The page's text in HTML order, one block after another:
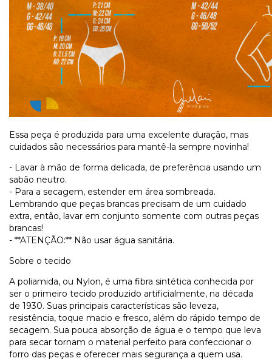
Essa peça é produzida para uma excelente duração, mas
cuidados são necessários para mantê-la sempre novinha!
- Lavar à mão de forma delicada, de preferência usando um
sabão neutro.
- Para a secagem, estender em área sombreada.
Lembrando que peças brancas precisam de um cuidado
extra, então, lavar em conjunto somente com outras peças
brancas!
- **ATENÇÃO:** Não usar água sanitária.
Sobre o tecido
A poliamida, ou Nylon, é uma fibra sintética conhecida por
ser o primeiro tecido produzido artificialmente, na década
de 1930. Suas principais características são leveza,
resistência, toque macio e fresco, além do rápido tempo de
secagem. Sua pouca absorção de água e o tempo que leva
para secar tornam o material perfeito para confeccionar o
forro das peças e oferecer mais segurança a quem usa.